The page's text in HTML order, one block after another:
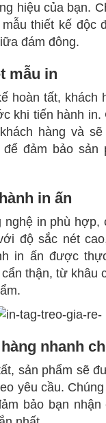
hiệu của bạn.
thiết kế độc
đám đông.
mẫu in
hoàn tất, khách
khi tiến hành in.
hàng và
đảm bảo sản
in ấn
nghệ in phù hợp,
độ sắc nét
in ấn được
thận, từ khâu
nhanh
sản phẩm sẽ
yêu cầu.
bảo bạn